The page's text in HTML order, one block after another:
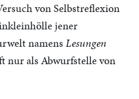
von Selbstreflexion
jener
namens Lesungen
nur als Abwurfstelle von